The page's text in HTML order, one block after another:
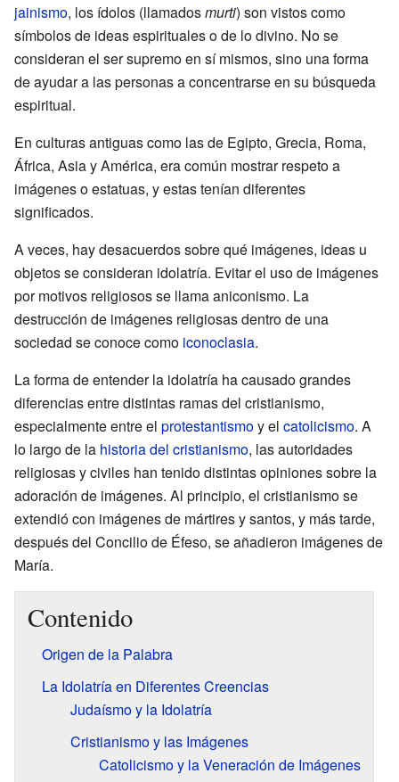
jainismo, los ídolos (llamadosmurti) son vistos como
símbolos de ideas espirituales o de lo divino. No se
consideran el ser supremo en sí mismos, sino una forma
de ayudar a las personas a concentrarse en su búsqueda
espiritual.
En culturas antiguas como las de Egipto, Grecia, Roma,
África, Asia y América, era común mostrar respeto a
imágenes o estatuas, y estas tenían diferentes
significados.
A veces, hay desacuerdos sobre qué imágenes, ideas u
objetos se consideran idolatría. Evitar el uso de imágenes
por motivos religiosos se llama aniconismo. La
destrucción de imágenes religiosas dentro de una
sociedad se conoce como iconoclasia.
La forma de entender la idolatría ha causado grandes
diferencias entre distintas ramas del cristianismo,
especialmente entre el protestantismoy el catolicismo. A
lo largo de la historia del cristianismo, las autoridades
religiosas y civiles han tenido distintas opiniones sobre la
adoración de imágenes. Al principio, el cristianismo se
extendió con imágenes de mártires y santos, y más tarde,
después del Concilio de Éfeso, se añadieron imágenes de
María.
Contenido
Origen de la Palabra
La Idolatría en Diferentes Creencias
Judaísmo y la Idolatría
Cristianismo y las Imágenes
Catolicismo y la Veneración de Imágenes